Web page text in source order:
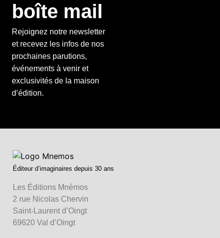
boîte mail
Rejoignez notre newsletter
et recevez les infos de nos
prochaines parutions,
événements à venir et
exclusivités de la maison
d’édition.
Éditeur d’imaginaires depuis 30 ans
Les Éditions Mnémos
2 rue Nicolas Chervin
Saint-Laurent d’Oingt
69620 Val d’Oingt